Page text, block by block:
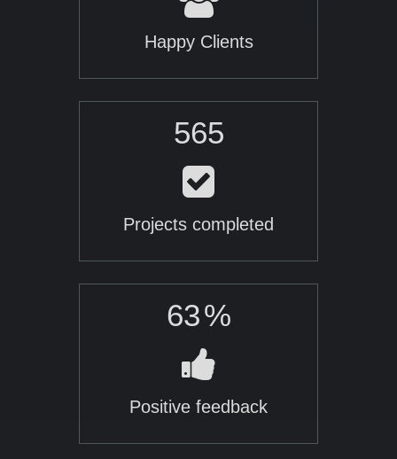
Happy Clients
565
Projects completed
95%
Positive feedback